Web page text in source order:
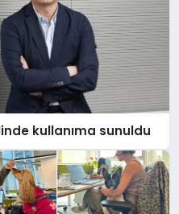
kullanıma sunuldu